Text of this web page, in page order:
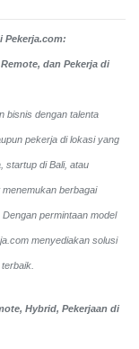
Pekerja.com:
dan Pekerja di
bisnis dengan talenta
pekerja di lokasi yang
startup di Bali, atau
berbagai
permintaan model
menyediakan solusi
Hybrid, Pekerjaan di